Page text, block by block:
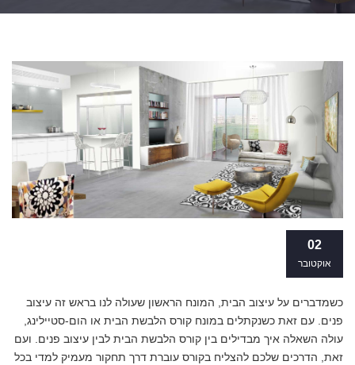
02
אוקטובר
כשמדברים על עיצוב הבית, המונח הראשון שעולה לנו בראש זה עיצוב
פנים. עם זאת כשנקתלים במונח קורס הלבשת הבית או הום-סטיילינג,
עולה השאלה איך מבדילים בין קורס הלבשת הבית לבין עיצוב פנים. ועם
זאת, הדרכים שלכם להצליח בקורס עוברת דרך תחקור מעמיק למדי בכל